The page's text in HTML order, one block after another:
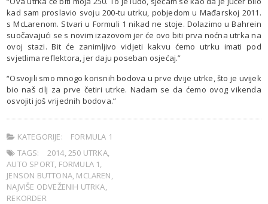
kad sam proslavio svoju 200-tu utrku, pobjedom u Mađarskoj 2011.
s McLarenom. Stvari u Formuli 1 nikad ne stoje. Dolazimo u Bahrein
suočavajući se s novim izazovom jer će ovo biti prva noćna utrka na
ovoj stazi. Bit će zanimljivo vidjeti kakvu ćemo utrku imati pod
svjetlima reflektora, jer daju poseban osjećaj.”
“Osvojili smo mnogo korisnih bodova u prve dvije utrke, što je uvijek
bio naš cilj za prve četiri utrke. Nadam se da ćemo ovog vikenda
osvojiti još vrijednih bodova.”
KATEGORIJE:
FORMULA 1
TAGS:
2014,250 UTRKA,
AUTO SPORT, FORMULA 1,
JENSON BUTTONA, MCLAREN,
NAJVIŠE ODVEŽENIH UTRKA,
REKORDER